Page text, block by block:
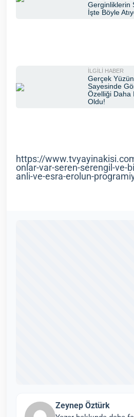
https://
onlar-var-seren-serengil-ve-
anli-ve-esra-erolun-
Zeynep Öztürk